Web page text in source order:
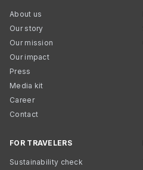
About us
Our story
Our mission
Our impact
Press
Media kit
Career
Contact
FOR TRAVELERS
Sustainability check